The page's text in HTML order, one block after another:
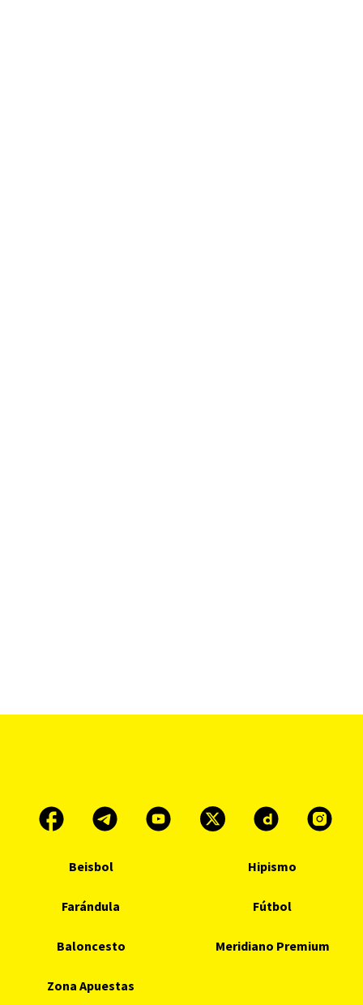
Beisbol Hipismo
Farándula Fútbol
Baloncesto Meridiano Premium
Zona Apuestas